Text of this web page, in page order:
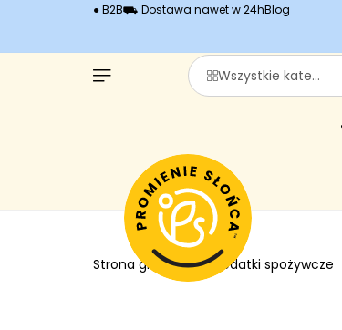
● B2B⛟ Dostawa nawet w 24hBlog
Wszystkie kategorie
Strona główna / Dodatki spożywcze